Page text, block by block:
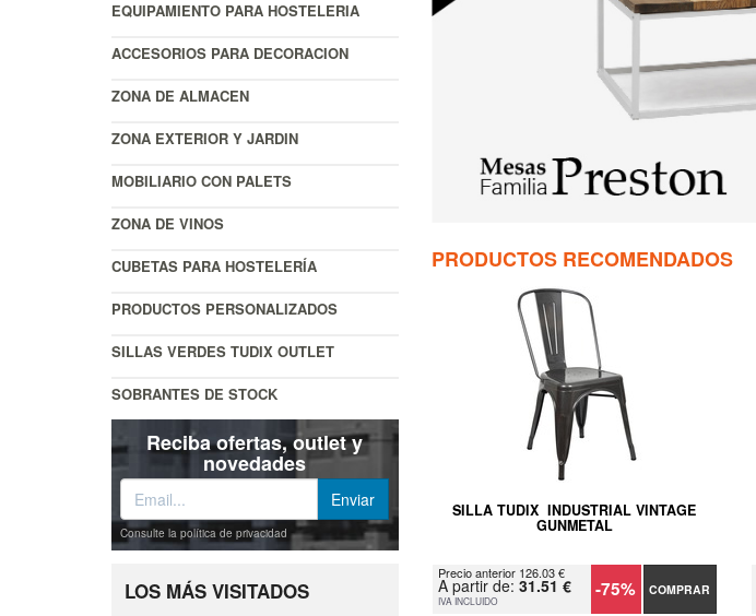
EQUIPAMIENTO PARA HOSTELERIA
ACCESORIOS PARA DECORACION
ZONA DE ALMACEN
ZONA EXTERIOR Y JARDIN
MOBILIARIO CON PALETS
ZONA DE VINOS
CUBETAS PARA HOSTELERÍA
PRODUCTOS PERSONALIZADOS
SILLAS VERDES TUDIX OUTLET
SOBRANTES DE STOCK
Reciba ofertas, outlet y
novedades
Consulte la política de privacidad
LOS MÁS VISITADOS
PRODUCTOS RECOMENDADOS
SILLA TUDIX INDUSTRIAL VINTAGE
GUNMETAL
Precio anterior 126.03 €
A partir de: 31.51 €
IVA INCLUIDO -75% COMPRAR